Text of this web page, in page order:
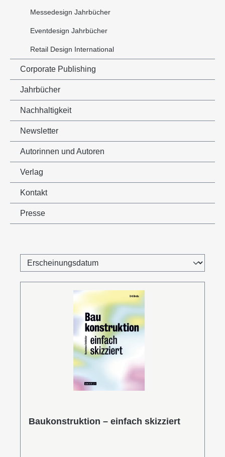
Messedesign Jahrbücher
Eventdesign Jahrbücher
Retail Design International
Corporate Publishing
Jahrbücher
Nachhaltigkeit
Newsletter
Autorinnen und Autoren
Verlag
Kontakt
Presse
Baukonstruktion – einfach skizziert